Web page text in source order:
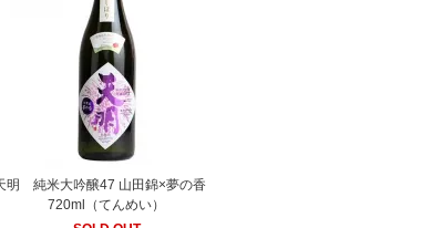
明 純米大吟醸47 山田錦×夢の香
720ml（てんめい）